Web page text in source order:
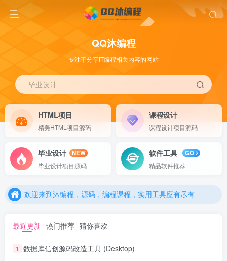
QQ沐编程
专注于分享IT编程相关内容的网站
毕业设计
HTML项目
精美HTML项目源码
课程设计
课程设计项目源码
毕业设计
NEW
毕业设计项目源码
软件工具
GO
精品软件推荐
欢迎来到沐编程，源码，编程课程，实用工具应有尽有
欢迎来到沐编程，源码，编程课程，实用工具应有尽有
最近更新 热门推荐 猜你喜欢
1 数据库信创源码改造工具 (Desktop)